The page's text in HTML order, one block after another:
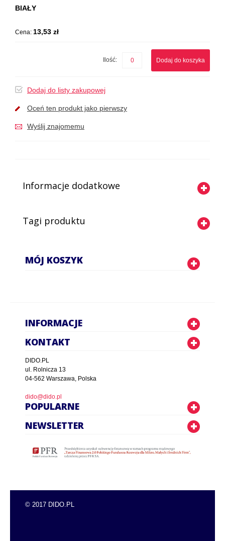
BIAŁY
Cena: 13,53 zł
Ilość: Dodaj do koszyka
Dodaj do listy zakupowej
Oceń ten produkt jako pierwszy
Wyślij znajomemu
Informacje dodatkowe
Tagi produktu
MÓJ KOSZYK
INFORMACJE
KONTAKT
DIDO.PL
ul. Rolnicza 13
04-562 Warszawa, Polska
dido@dido.pl
POPULARNE
NEWSLETTER
© 2017 DIDO.PL